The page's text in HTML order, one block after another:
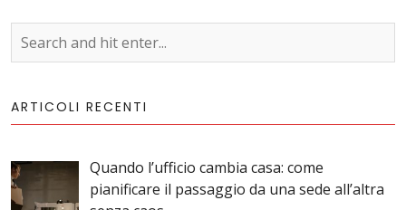
ARTICOLI RECENTI
Quando l’ufficio cambia casa: come
pianificare il passaggio da una sede all’altra